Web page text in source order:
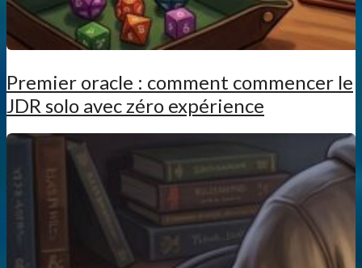
Premier oracle : comment commencer le
JDR solo avec zéro expérience